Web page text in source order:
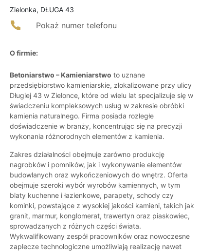
Zielonka, DŁUGA 43
Pokaż numer telefonu
O firmie:
Betoniarstwo – Kamieniarstwo to uznane
przedsiębiorstwo kamieniarskie, zlokalizowane przy ulicy
Długiej 43 w Zielonce, które od wielu lat specjalizuje się w
świadczeniu kompleksowych usług w zakresie obróbki
kamienia naturalnego. Firma posiada rozległe
doświadczenie w branży, koncentrując się na precyzji
wykonania różnorodnych elementów z kamienia.
Zakres działalności obejmuje zarówno produkcję
nagrobków i pomników, jak i wykonywanie elementów
budowlanych oraz wykończeniowych do wnętrz. Oferta
obejmuje szeroki wybór wyrobów kamiennych, w tym
blaty kuchenne i łazienkowe, parapety, schody czy
kominki, powstające z wysokiej jakości kamieni, takich jak
granit, marmur, konglomerat, trawertyn oraz piaskowiec,
sprowadzanych z różnych części świata.
Wykwalifikowany zespół pracowników oraz nowoczesne
zaplecze technologiczne umożliwiają realizację nawet